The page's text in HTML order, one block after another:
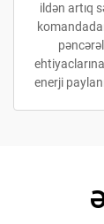
ildən artıq
enerji